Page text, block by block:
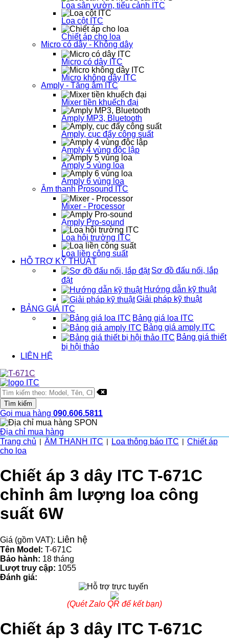
Loa sân vườn, tiểu cảnh ITC
Loa cột ITC
Chiết áp cho loa
Micro có dây - Không dây
Micro có dây ITC
Micro không dây ITC
Amply - Tăng âm ITC
Mixer tiền khuếch đại
Amply MP3, Bluetooth
Amply, cục đẩy công suất
Amply 4 vùng độc lập
Amply 5 vùng loa
Amply 6 vùng loa
Âm thanh Prosound ITC
Mixer - Processor
Amply Pro-sound
Loa hội trường ITC
Loa liền công suất
HỖ TRỢ KỸ THUẬT
Sơ đồ đấu nối, lắp
đặt
Hướng dẫn kỹ thuật
Giải pháp kỹ thuật
BẢNG GIÁ ITC
Bảng giá loa ITC
Bảng giá amply ITC
Bảng giá thiết
bị hội thảo
LIÊN HỆ
Gọi mua hàng 090.606.5811
Địa chỉ mua hàng
Trang chủ
ÂM THANH ITC Loa thông báo ITC
Chiết áp
cho loa
Chiết áp 3 dây ITC T-671C
chỉnh âm lượng loa công
suất 6W
Giá (gồm VAT): Liên hệ
Tên Model: T-671C
Bảo hành: 18 tháng
Lượt truy cập: 1055
Đánh giá:
(Quét Zalo QR để kết bạn)
Chiết áp 3 dây ITC T-671C